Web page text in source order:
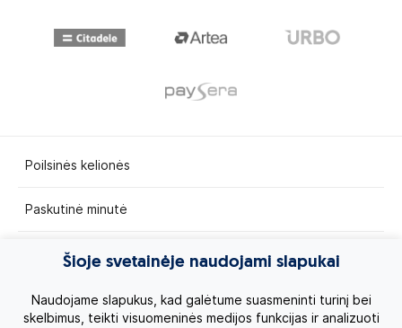
Poilsinės kelionės
Paskutinė minutė
Egzotinės kelionės
Kruizai
Šioje svetainėje naudojami slapukai
Naudojame slapukus, kad galėtume suasmeninti turinį bei
skelbimus, teikti visuomeninės medijos funkcijas ir analizuoti